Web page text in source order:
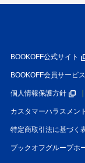
BOOKOFF公式サイト
BOOKOFF会員サービ
個人情報保護方針
カスタマーハラスメン
特定商取引法に基づく
ブックオフグループホ